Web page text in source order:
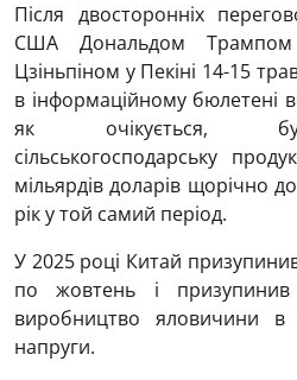
Після двосторонніх
США Дональдом
Цзіньпіном у Пекіні 14-15
в інформаційному бюлетені
як очікується,
сільськогосподарську
мільярдів доларів щорічно
рік у той самий період.
У 2025 році Китай
по жовтень і призупинив
виробництво яловичини
напруги.